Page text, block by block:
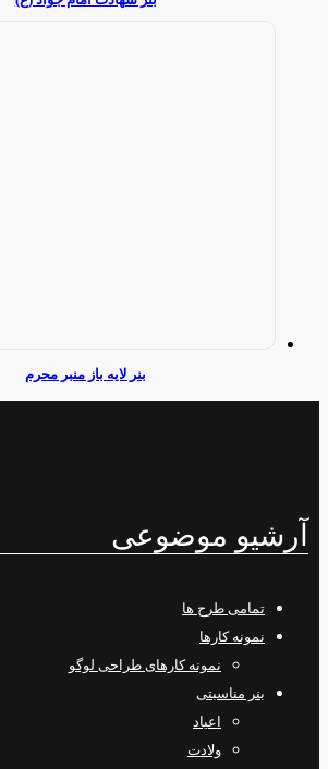
بنر لایه باز منبر محرم
آرشیو موضوعی
تمامی طرح‌ ها
نمونه کارها
نمونه کارهای طراحی لوگو
بنر مناسبتی
اعیاد
ولادت